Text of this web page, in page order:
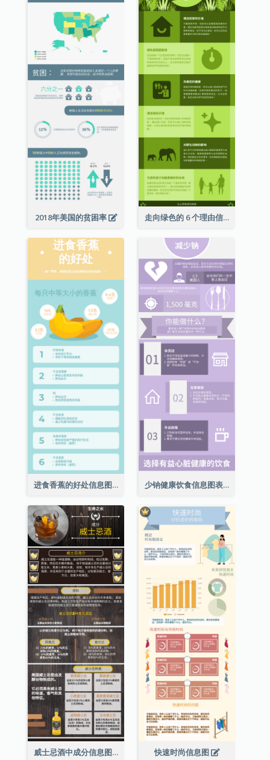
2018年美国的贫困率 走向绿色的 6 个理由信息图表
进食香蕉的好处信息图表 少钠健康饮食信息图表
威士忌酒中成分信息图表 快速时尚信息图